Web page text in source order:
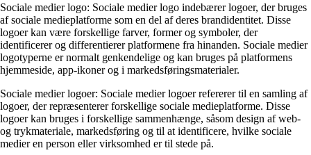
Sociale medier logo: Sociale medier logo indebærer logoer, der bruges
af sociale medieplatforme som en del af deres brandidentitet. Disse
logoer kan være forskellige farver, former og symboler, der
identificerer og differentierer platformene fra hinanden. Sociale medier
logotyperne er normalt genkendelige og kan bruges på platformens
hjemmeside, app-ikoner og i markedsføringsmaterialer.
Sociale medier logoer: Sociale medier logoer refererer til en samling af
logoer, der repræsenterer forskellige sociale medieplatforme. Disse
logoer kan bruges i forskellige sammenhænge, såsom design af web-
og trykmateriale, markedsføring og til at identificere, hvilke sociale
medier en person eller virksomhed er til stede på.